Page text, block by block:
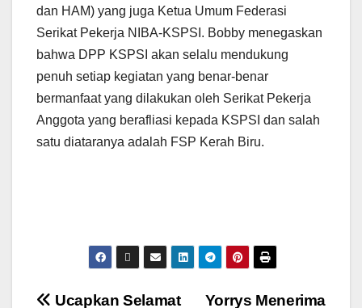
dan HAM) yang juga Ketua Umum Federasi
Serikat Pekerja NIBA-KSPSI. Bobby menegaskan
bahwa DPP KSPSI akan selalu mendukung
penuh setiap kegiatan yang benar-benar
bermanfaat yang dilakukan oleh Serikat Pekerja
Anggota yang berafliasi kepada KSPSI dan salah
satu diataranya adalah FSP Kerah Biru.
Yorrys Menerima
Ucapkan Selamat